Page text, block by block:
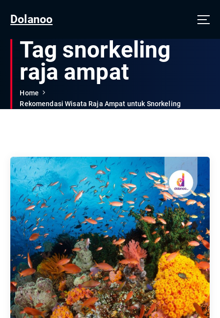
Dolanoo
Tag snorkeling
raja ampat
Home
Rekomendasi Wisata Raja Ampat untuk Snorkeling